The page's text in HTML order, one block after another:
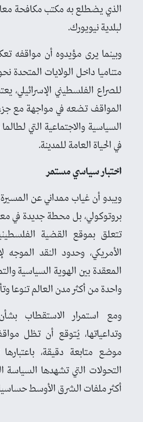
الذي يضطلع به مكتب مكافحة
لبلدية نيويورك.
وبينما يرى مؤيدوه أن مواقفه
متناميا داخل الولايات المتحدة
للصراع الفلسطيني الإسرائيلي،
المواقف تضعه في مواجهة مع
السياسية والاجتماعية التي
في الحياة العامة للمدينة.
اختبار سياسي مستمر
ويبدو أن غياب ممداني عن
بروتوكولي، بل محطة جديدة في
تتعلق بموقع القضية
الأمريكي، وحدود النقد الموجه
المعقدة بين الهوية السياسية
واحدة من أكثر مدن العالم تنوعا
ومع استمرار الاستقطاب
وتداعياتها، يُتوقع أن تظل
موضع متابعة دقيقة،
التحولات التي تشهدها السياسة
أكثر ملفات الشرق الأوسط